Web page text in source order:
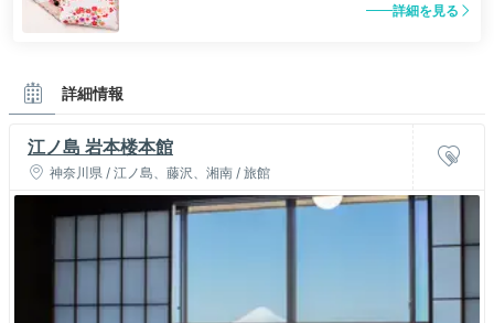
詳細を見る
詳細情報
江ノ島 岩本楼本館
神奈川県 / 江ノ島、藤沢、湘南 / 旅館